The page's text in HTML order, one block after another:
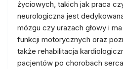
życiowych, takich jak praca
neurologiczna jest
mózgu czy urazach głowy i
funkcji motorycznych oraz
także rehabilitacja
pacjentów po chorobach